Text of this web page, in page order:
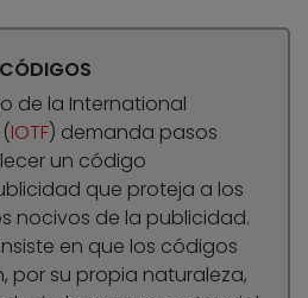
de la International
IOTF) demanda pasos
un código
que proteja a los
nocivos de la publicidad.
en que los códigos
por su propia naturaleza,